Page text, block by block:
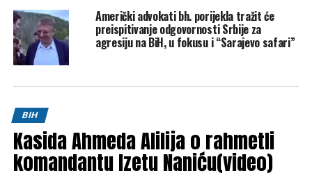
su ulicama. Hitna pomoć i građani koji su se tu zatekli
pokušavali su učiniti nemoguće – pružiti pomoć u uvjetima
bez dovoljno lijekova, bez sigurnosti i pod stalnim strahom
od novih granata.
Zločin koji je promijenio tok rata
Drugi masakr na Markalama nije bio samo strašan udarac
za Sarajevo, nego i prelomni trenutak u ratu u Bosni i
Hercegovini. Snimci krvave pijace obišli su svijet i još
jednom podsjetili međunarodnu zajednicu na realnost koju
Američki advokati bh. porijekla tražit će
preispitivanje odgovornosti Srbije za
agresiju na BiH, u fokusu i “Sarajevo safari”
BIH
Kasida Ahmeda Alilija o rahmetli
komandantu Izetu Naniću(video)